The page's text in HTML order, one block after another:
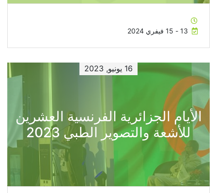
16 يونيو, 2023
الأيام الجزائرية الفرنسية العشرين
للأشعة والتصوير الطبي 2023